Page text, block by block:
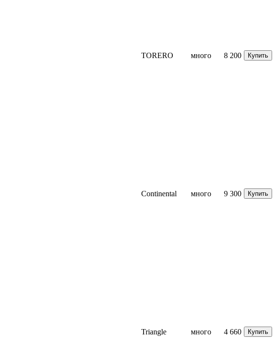
TORERO много 8 200 Купить
Continental много 9 300 Купить
Triangle много 4 660 Купить